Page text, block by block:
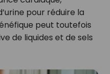
pour réduire la
peut toutefois
de liquides et de sels